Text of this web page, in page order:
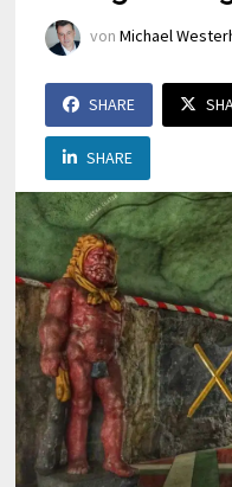
von Michael
SHARE
SHARE